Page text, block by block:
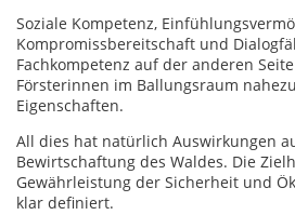
Soziale Kompetenz,
Kompromissbereitschaft und
Fachkompetenz auf der anderen
Försterinnen im Ballungsraum
Eigenschaften.
All dies hat natürlich Auswirkungen
Bewirtschaftung des Waldes. Die
Gewährleistung der Sicherheit und
klar definiert.